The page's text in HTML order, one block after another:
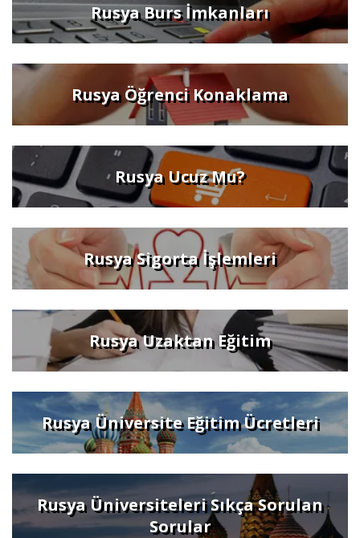
Rusya Burs İmkanları
Rusya Öğrenci Konaklama
Rusya Ucuz Mu?
Rusya Sigorta İşlemleri
Rusya Uzaktan Eğitim
Rusya Üniversite Eğitim Ücretleri
Rusya Üniversiteleri Sıkça Sorulan
Sorular